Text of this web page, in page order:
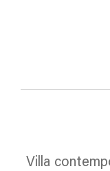
Villa